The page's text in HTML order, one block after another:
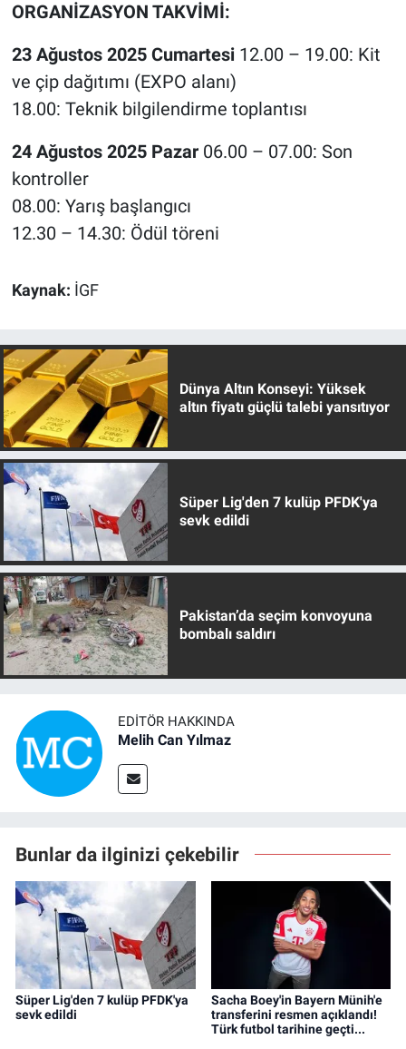
ORGANİZASYON TAKVİMİ:
23 Ağustos 2025 Cumartesi12.00 – 19.00: Kit
ve çip dağıtımı (EXPO alanı)
18.00: Teknik bilgilendirme toplantısı
24 Ağustos 2025 Pazar06.00 – 07.00: Son
kontroller
08.00: Yarış başlangıcı
12.30 – 14.30: Ödül töreni
Kaynak: İGF
Dünya Altın Konseyi: Yüksek
altın fiyatı güçlü talebi yansıtıyor
Süper Lig'den 7 kulüp PFDK'ya
sevk edildi
Pakistan’da seçim konvoyuna
bombalı saldırı
EDITÖR HAKKINDA
Melih Can Yılmaz
Bunlar da ilginizi çekebilir
Süper Lig'den 7 kulüp PFDK'ya
sevk edildi
Sacha Boey'in Bayern Münih'e
transferini resmen açıklandı!
Türk futbol tarihine geçti...